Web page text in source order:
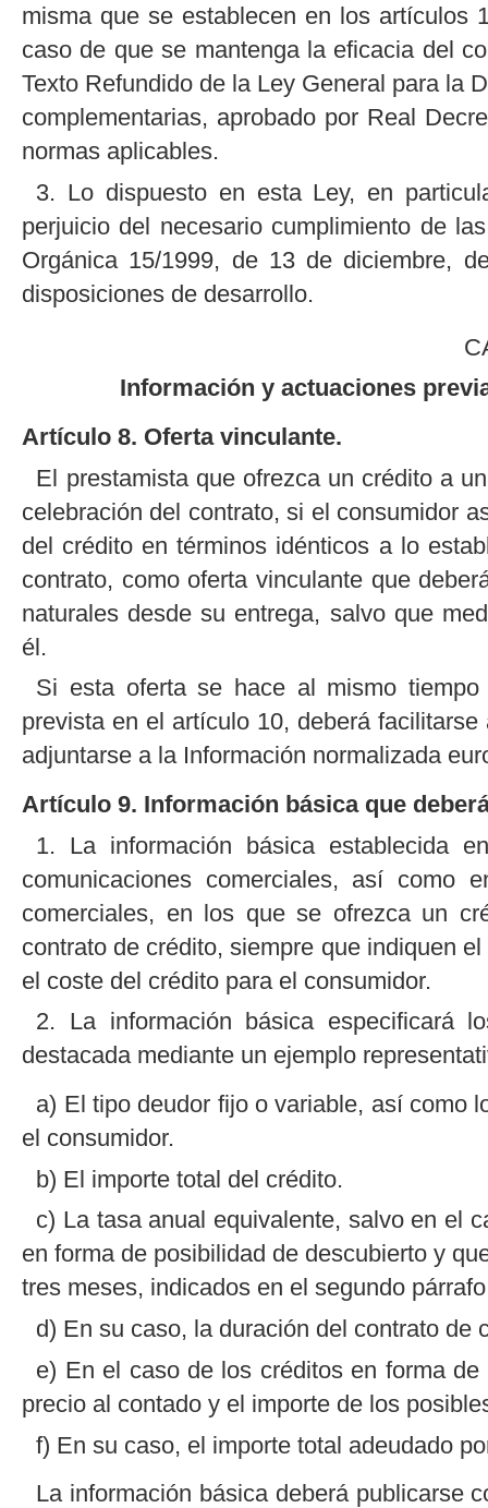
misma que se establecen en los artículos
caso de que se mantenga la eficacia del
Texto Refundido de la Ley General para la
complementarias, aprobado por Real
normas aplicables.
3. Lo dispuesto en esta Ley, en
perjuicio del necesario cumplimiento de
Orgánica 15/1999, de 13 de diciembre,
disposiciones de desarrollo.
Información y actuaciones
Artículo 8. Oferta vinculante.
El prestamista que ofrezca un crédito a
celebración del contrato, si el consumidor
del crédito en términos idénticos a lo
contrato, como oferta vinculante que
naturales desde su entrega, salvo que
él.
Si esta oferta se hace al mismo
prevista en el artículo 10, deberá
adjuntarse a la Información normalizada
Artículo 9. Información básica que
1. La información básica establecida
comunicaciones comerciales, así como
comerciales, en los que se ofrezca un
contrato de crédito, siempre que indiquen
el coste del crédito para el consumidor.
2. La información básica especificará
destacada mediante un ejemplo
a) El tipo deudor fijo o variable, así como
el consumidor.
b) El importe total del crédito.
c) La tasa anual equivalente, salvo en el
en forma de posibilidad de descubierto y
tres meses, indicados en el segundo
d) En su caso, la duración del contrato de
e) En el caso de los créditos en forma
precio al contado y el importe de los
f) En su caso, el importe total adeudado
La información básica deberá publicarse